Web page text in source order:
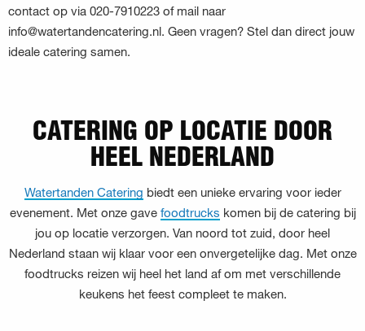
contact op via 020-7910223 of mail naar
info@watertandencatering.nl. Geen vragen? Stel dan direct jouw
ideale catering samen.
CATERING OP LOCATIE DOOR
HEEL NEDERLAND
Watertanden Catering biedt een unieke ervaring voor ieder
evenement. Met onze gave foodtrucks komen bij de catering bij
jou op locatie verzorgen. Van noord tot zuid, door heel
Nederland staan wij klaar voor een onvergetelijke dag. Met onze
foodtrucks reizen wij heel het land af om met verschillende
keukens het feest compleet te maken.